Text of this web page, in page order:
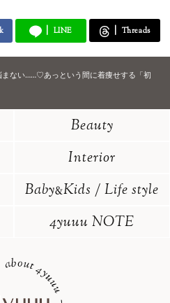
LINE Threads
まない……♡あっという間に着痩せする「初
Beauty
Interior
Baby&Kids / Life style
4yuuu NOTE